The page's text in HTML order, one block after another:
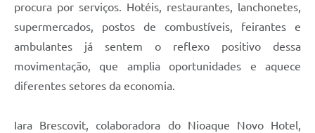
procura por serviços. Hotéis, restaurantes, lanchonetes,
supermercados, postos de combustíveis, feirantes e
ambulantes já sentem o reflexo positivo dessa
movimentação, que amplia oportunidades e aquece
diferentes setores da economia.
Iara Brescovit, colaboradora do Nioaque Novo Hotel,